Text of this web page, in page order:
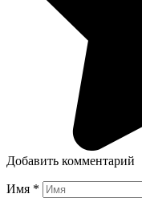
Добавить комментарий
Имя *